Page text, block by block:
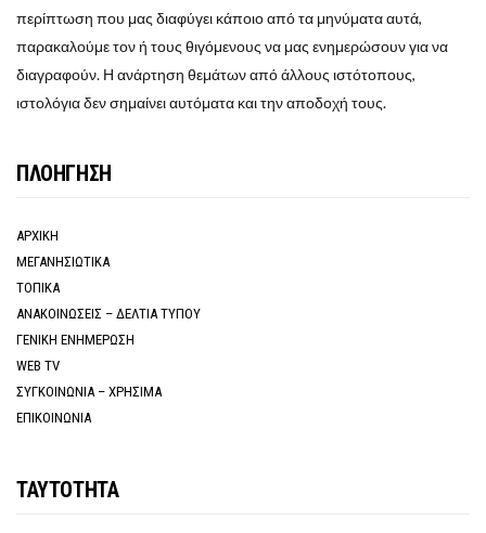
περίπτωση που μας διαφύγει κάποιο από τα μηνύματα αυτά,
παρακαλούμε τον ή τους θιγόμενους να μας ενημερώσουν για να
διαγραφούν. Η ανάρτηση θεμάτων από άλλους ιστότοπους,
ιστολόγια δεν σημαίνει αυτόματα και την αποδοχή τους.
ΠΛΟΗΓΗΣΗ
ΑΡΧΙΚΗ
ΜΕΓΑΝΗΣΙΩΤΙΚΑ
ΤΟΠΙΚΑ
ΑΝΑΚΟΙΝΩΣΕΙΣ – ΔΕΛΤΙΑ ΤΥΠΟΥ
ΓΕΝΙΚΗ ΕΝΗΜΕΡΩΣΗ
WEB TV
ΣΥΓΚΟΙΝΩΝΙΑ – ΧΡΗΣΙΜΑ
ΕΠΙΚΟΙΝΩΝΙΑ
ΤΑΥΤΟΤΗΤΑ